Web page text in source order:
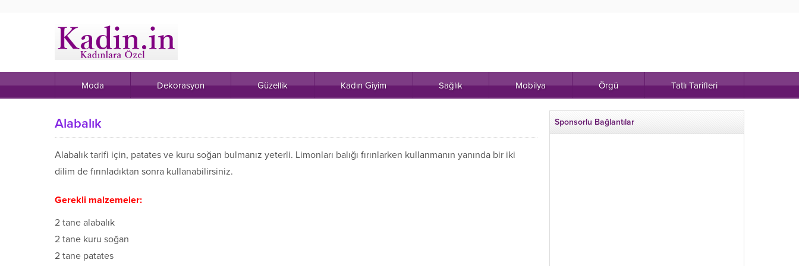
Moda Dekorasyon Güzellik Kadın Giyim Sağlık Mobilya Örgü Tatlı Tarifleri
Alabalık
Alabalık tarifi için, patates ve kuru soğan bulmanız yeterli. Limonları balığı fırınlarken kullanmanın yanında bir iki
dilim de fırınladıktan sonra kullanabilirsiniz.
Gerekli malzemeler:
2 tane alabalık
2 tane kuru soğan
2 tane patates
Sponsorlu Bağlantılar